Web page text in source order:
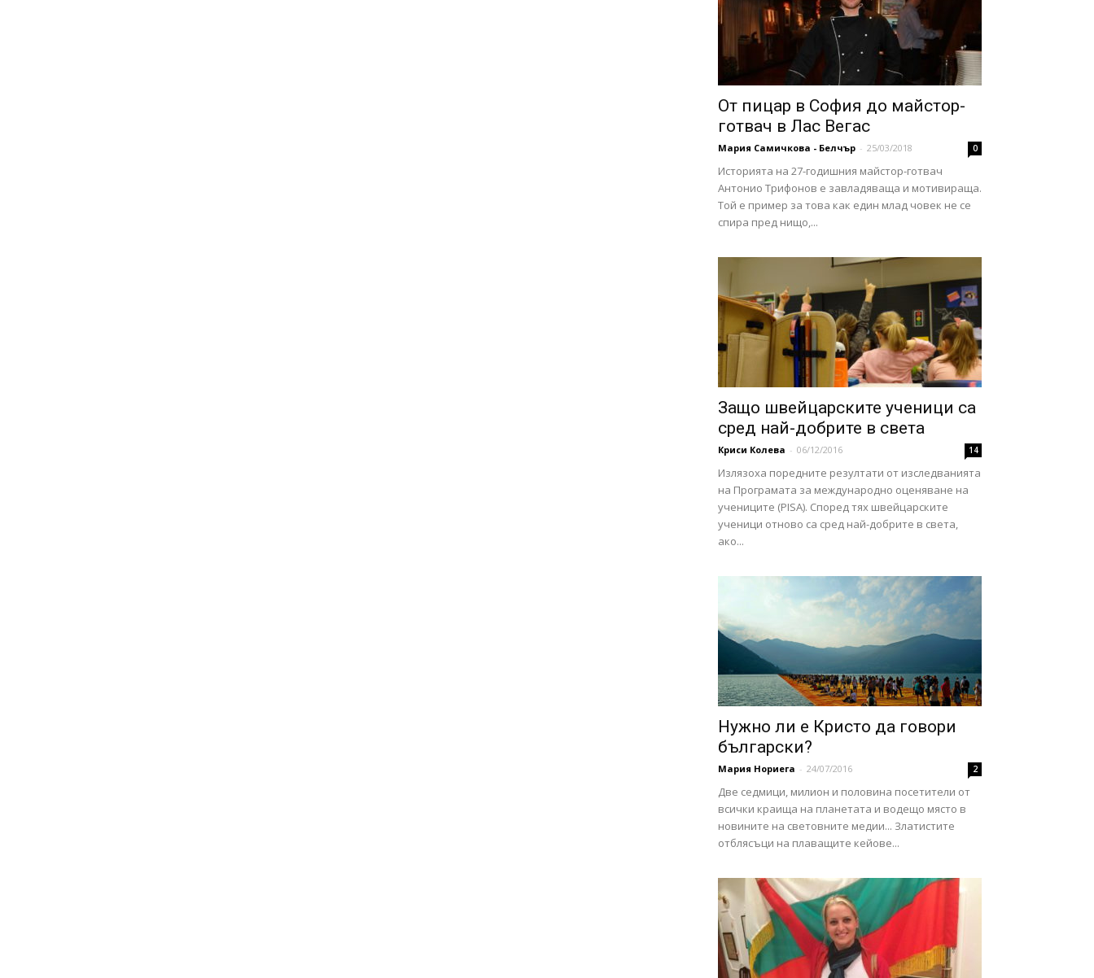
От пицар в София до майстор-
готвач в Лас Вегас
Мария Самичкова - Белчър - 25/03/2018 0
Историята на 27-годишния майстор-готвач
Антонио Трифонов е завладяваща и мотивираща.
Той е пример за това как един млад човек не се
спира пред нищо,...
Защо швейцарските ученици са
сред най-добрите в света
Криси Колева - 06/12/2016 14
Излязоха поредните резултати от изследванията
на Програмата за международно оценяване на
учениците (PISA). Според тях швейцарските
ученици отново са сред най-добрите в света,
ако...
Нужно ли е Кристо да говори
български?
Мария Нориега - 24/07/2016 2
Две седмици, милион и половина посетители от
всички краища на планетата и водещо място в
новините на световните медии... Златистите
отблясъци на плаващите кейове...